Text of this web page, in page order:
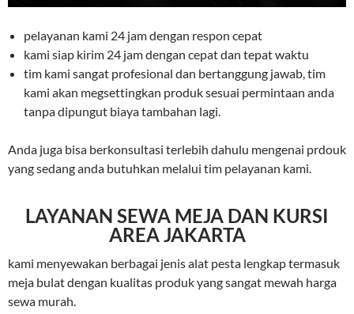
pelayanan kami 24 jam dengan respon cepat
kami siap kirim 24 jam dengan cepat dan tepat waktu
tim kami sangat profesional dan bertanggung jawab, tim
kami akan megsettingkan produk sesuai permintaan anda
tanpa dipungut biaya tambahan lagi.
Anda juga bisa berkonsultasi terlebih dahulu mengenai prdouk
yang sedang anda butuhkan melalui tim pelayanan kami.
LAYANAN SEWA MEJA DAN KURSI
AREA JAKARTA
kami menyewakan berbagai jenis alat pesta lengkap termasuk
meja bulat dengan kualitas produk yang sangat mewah harga
sewa murah.